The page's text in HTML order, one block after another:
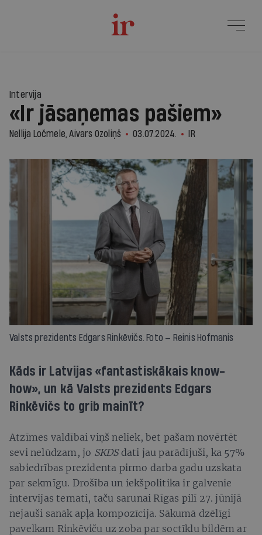
Intervija
«Ir jāsaņemas pašiem»
Nellija Ločmele, Aivars Ozoliņš 03.07.2024. IR
Valsts prezidents Edgars Rinkēvičs. Foto — Reinis Hofmanis
Kāds ir Latvijas «fantastiskākais know-
how», un kā Valsts prezidents Edgars
Rinkēvičs to grib mainīt?
Atzīmes valdībai viņš neliek, bet pašam novērtēt
sevi nelūdzam, jo SKDSdati jau parādījuši, ka 57%
sabiedrības prezidenta pirmo darba gadu uzskata
par sekmīgu. Drošība un iekšpolitika ir galvenie
intervijas temati, taču sarunai Rīgas pilī 27. jūnijā
nejauši sanāk apļa kompozīcija. Sākumā dzēlīgi
pavelkam Rinkēviču uz zoba par soctīklu bildēm ar